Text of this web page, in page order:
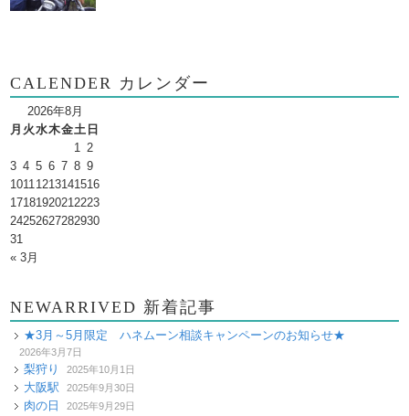
CALENDER カレンダー
2026年8月
月 火水木金土 日
1 2
3 4 5 6 7 8 9
10111213141516
17181920212223
24252627282930
31
« 3月
NEWARRIVED 新着記事
★3月～5月限定 ハネムーン相談キャンペーンのお知らせ★
2026年3月7日
梨狩り 2025年10月1日
大阪駅 2025年9月30日
肉の日 2025年9月29日